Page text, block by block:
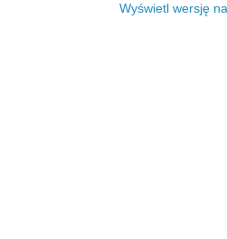
Wyświetl wersję